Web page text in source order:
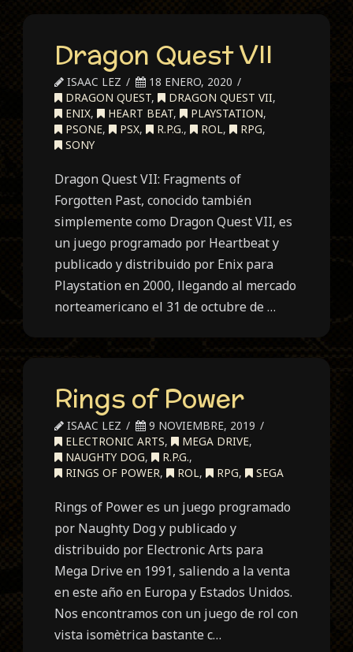
Dragon Quest VII
ISAAC LEZ
18 ENERO, 2020
DRAGON QUEST, DRAGON QUEST VII,
ENIX, HEART BEAT, PLAYSTATION,
PSONE, PSX, R.P.G., ROL, RPG,
SONY
Dragon Quest VII: Fragments of
Forgotten Past, conocido también
simplemente como Dragon Quest VII, es
un juego programado por Heartbeat y
publicado y distribuido por Enix para
Playstation en 2000, llegando al mercado
norteamericano el 31 de octubre de …
Rings of Power
ISAAC LEZ
9 NOVIEMBRE, 2019
ELECTRONIC ARTS, MEGA DRIVE,
NAUGHTY DOG, R.P.G.,
RINGS OF POWER, ROL, RPG, SEGA
Rings of Power es un juego programado
por Naughty Dog y publicado y
distribuido por Electronic Arts para
Mega Drive en 1991, saliendo a la venta
en este año en Europa y Estados Unidos.
Nos encontramos con un juego de rol con
vista isomètrica bastante c…